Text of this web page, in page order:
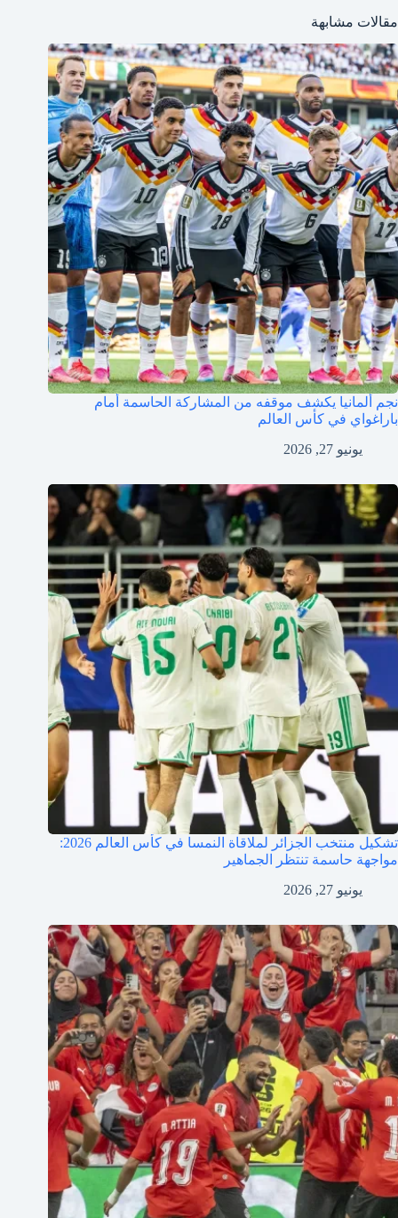
مقالات مشابهة
نجم ألمانيا يكشف موقفه من المشاركة الحاسمة أمام
باراغواي في كأس العالم
يونيو 27, 2026
تشكيل منتخب الجزائر لملاقاة النمسا في كأس العالم 2026:
مواجهة حاسمة تنتظر الجماهير
يونيو 27, 2026